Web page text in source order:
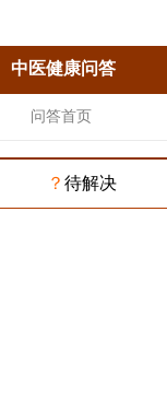
中医健康问答
问答首页
？ 待解决